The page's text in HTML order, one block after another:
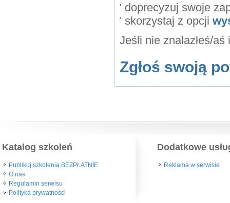
doprecyzuj swoje
skorzystaj z opcji
Jeśli nie znalazłeś/
Zgłoś swoją
Katalog szkoleń
Publikuj szkolenia BEZPŁATNIE
O nas
Regulamin serwisu
Polityka prywatności
Dodatkowe
Reklama w serwisie